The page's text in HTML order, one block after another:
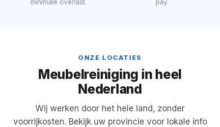
minimale overlast.
pay.
ONZE LOCATIES
Meubelreiniging in heel
Nederland
Wij werken door het hele land, zonder
voorrijkosten. Bekijk uw provincie voor lokale info